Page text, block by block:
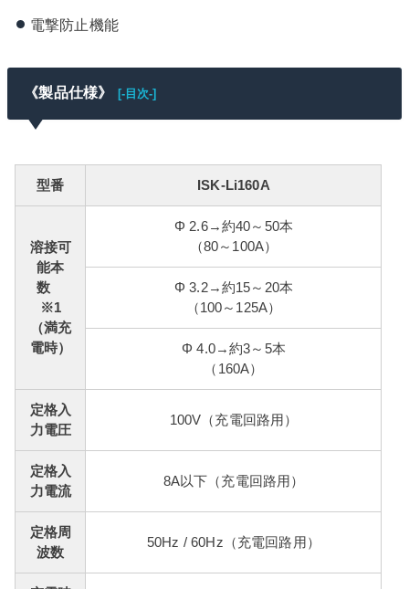
電撃防止機能
《製品仕様》 [-目次-]
型番 ISK-Li160A
溶接可
能本
数
※1
（満充
電時）
Φ 2.6→約40～50本
（80～100A）
Φ 3.2→約15～20本
（100～125A）
Φ 4.0→約3～5本
（160A）
定格入
力電圧
100V（充電回路用）
定格入
力電流
8A以下（充電回路用）
定格周
波数
50Hz / 60Hz（充電回路用）